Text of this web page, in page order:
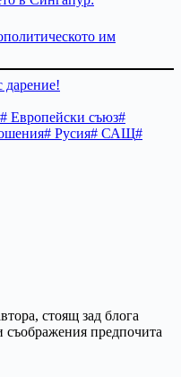
им
дарение!
# Европейски съюз#
# Русия# САЩ#
стоящ зад блога
предпочита